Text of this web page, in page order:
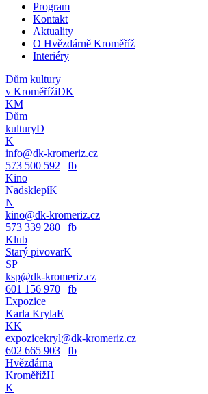
Program
Kontakt
Aktuality
O Hvězdárně Kroměříž
Interiéry
Dům kultury
v KroměřížiDK
KM
Dům
kulturyD
K
info@dk-kromeriz.cz
573 500 592 | fb
Kino
NadsklepíK
N
kino@dk-kromeriz.cz
573 339 280 | fb
Klub
Starý pivovarK
SP
ksp@dk-kromeriz.cz
601 156 970 | fb
Expozice
Karla KrylaE
KK
expozicekryl@dk-kromeriz.cz
602 665 903 | fb
Hvězdárna
KroměřížH
K